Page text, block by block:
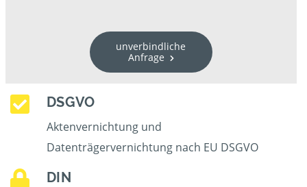
unverbindliche
Anfrage
DSGVO
Aktenvernichtung und
Datenträgervernichtung nach EU DSGVO
DIN